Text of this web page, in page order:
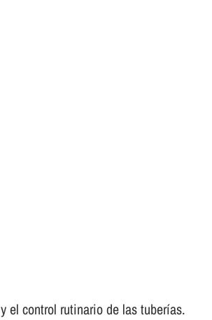
y el control rutinario de las tuberí­as.